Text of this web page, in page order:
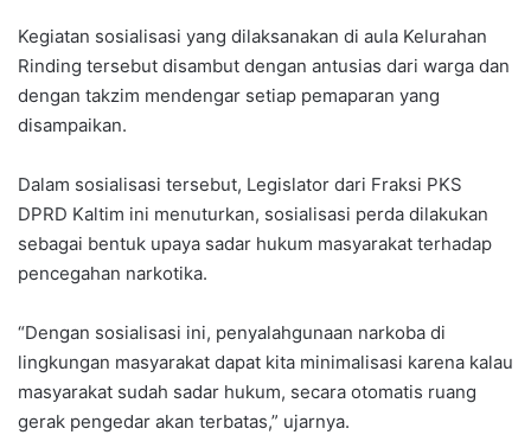
Kegiatan sosialisasi yang dilaksanakan di aula Kelurahan
Rinding tersebut disambut dengan antusias dari warga dan
dengan takzim mendengar setiap pemaparan yang
disampaikan.
Dalam sosialisasi tersebut, Legislator dari Fraksi PKS
DPRD Kaltim ini menuturkan, sosialisasi perda dilakukan
sebagai bentuk upaya sadar hukum masyarakat terhadap
pencegahan narkotika.
“Dengan sosialisasi ini, penyalahgunaan narkoba di
lingkungan masyarakat dapat kita minimalisasi karena kalau
masyarakat sudah sadar hukum, secara otomatis ruang
gerak pengedar akan terbatas,” ujarnya.